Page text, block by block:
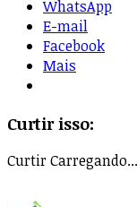
WhatsApp
E-mail
Facebook
Mais
Curtir isso:
CurtirCarregando...